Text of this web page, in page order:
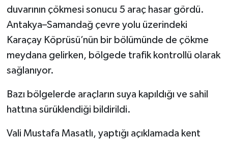
duvarının çökmesi sonucu 5 araç hasar gördü.
Antakya–Samandağ çevre yolu üzerindeki
Karaçay Köprüsü’nün bir bölümünde de çökme
meydana gelirken, bölgede trafik kontrollü olarak
sağlanıyor.
Bazı bölgelerde araçların suya kapıldığı ve sahil
hattına sürüklendiği bildirildi.
Vali Mustafa Masatlı, yaptığı açıklamada kent